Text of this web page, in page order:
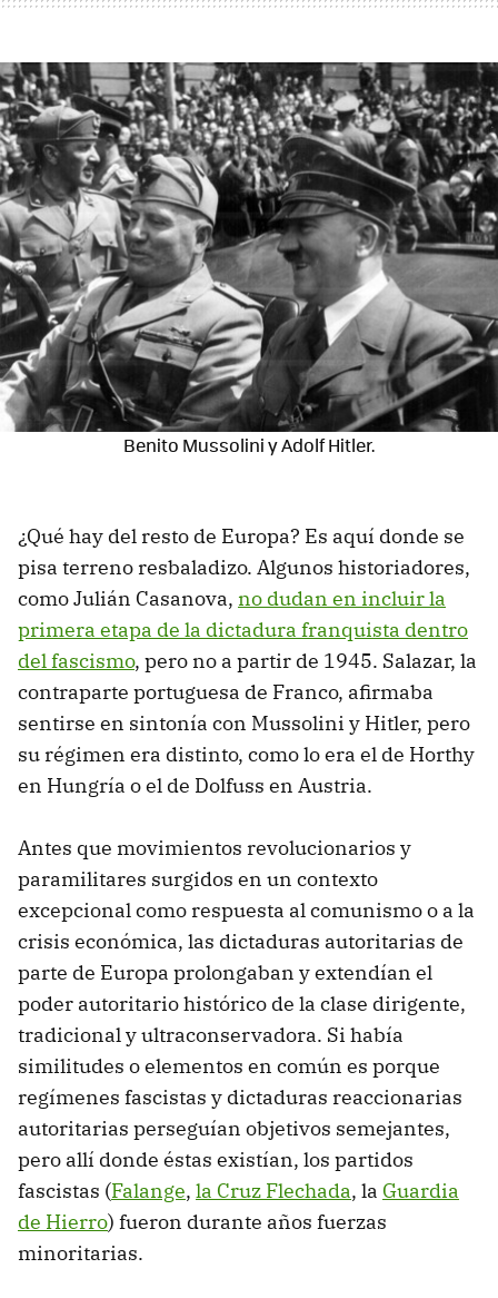
Benito Mussolini y Adolf Hitler.
¿Qué hay del resto de Europa? Es aquí donde se
pisa terreno resbaladizo. Algunos historiadores,
como Julián Casanova, no dudan en incluir la
primera etapa de la dictadura franquista dentro
del fascismo, pero no a partir de 1945. Salazar, la
contraparte portuguesa de Franco, afirmaba
sentirse en sintonía con Mussolini y Hitler, pero
su régimen era distinto, como lo era el de Horthy
en Hungría o el de Dolfuss en Austria.
Antes que movimientos revolucionarios y
paramilitares surgidos en un contexto
excepcional como respuesta al comunismo o a la
crisis económica, las dictaduras autoritarias de
parte de Europa prolongaban y extendían el
poder autoritario histórico de la clase dirigente,
tradicional y ultraconservadora. Si había
similitudes o elementos en común es porque
regímenes fascistas y dictaduras reaccionarias
autoritarias perseguían objetivos semejantes,
pero allí donde éstas existían, los partidos
fascistas (Falange, la Cruz Flechada, la Guardia
de Hierro) fueron durante años fuerzas
minoritarias.